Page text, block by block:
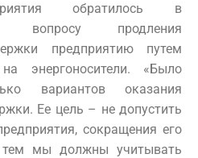
обратилось в
вопросу продления
предприятию путем
энергоносители. «Было
вариантов оказания
Ее цель – не допустить
сокращения его
тем мы должны учитывать